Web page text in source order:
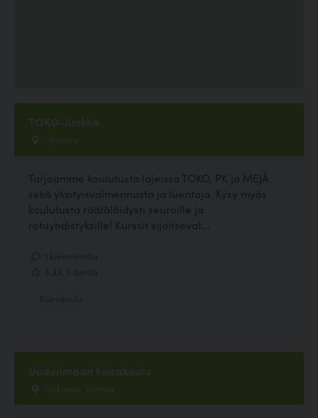
TOKO-luokka
, Vantaa
Tarjoamme koulutusta lajeissa TOKO, PK ja MEJÄ
sekä yksityisvalmennusta ja luentoja. Kysy myös
koulutusta räätälöidysti seuroille ja
rotuyhdistyksille! Kurssit sijaitsevat...
Uudenmaan koirakoulu
Hakunila, Vantaa